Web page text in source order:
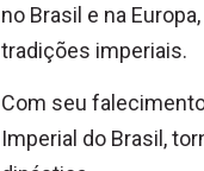
no Brasil e na
tradições imperiais.
Com seu
Imperial do Brasil,